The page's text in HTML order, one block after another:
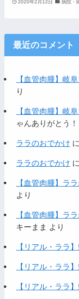
2020年2月12日 病院・
最近のコメント
【血管肉腫】岐
り
【血管肉腫】岐
ゃんありがとう！
ララのおでかけ に
ララのおでかけ に
【血管肉腫】ラ
より
【血管肉腫】ラ
キーまま より
【リアル・ララ
【リアル・ララ
【リアル・ララ